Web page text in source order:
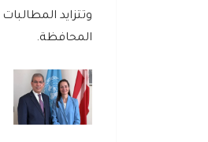
وتتزايد
المحافظة.